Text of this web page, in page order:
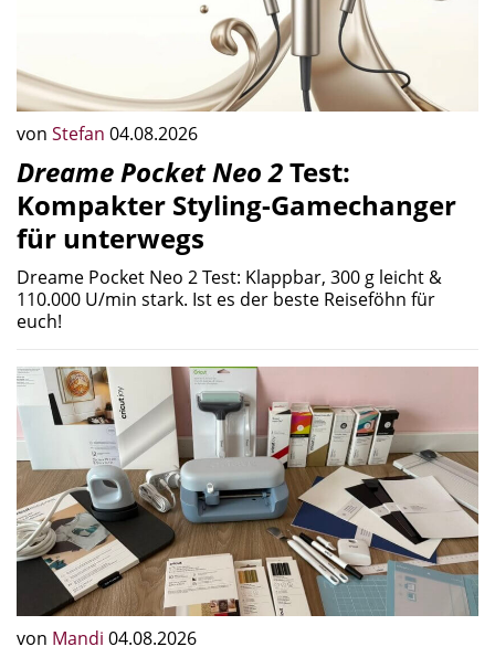
von Stefan 04.08.2026
Dreame Pocket Neo 2Test:
Kompakter Styling-Gamechanger
für unterwegs
Dreame Pocket Neo 2 Test: Klappbar, 300 g leicht &
110.000 U/min stark. Ist es der beste Reiseföhn für
euch!
von Mandi 04.08.2026